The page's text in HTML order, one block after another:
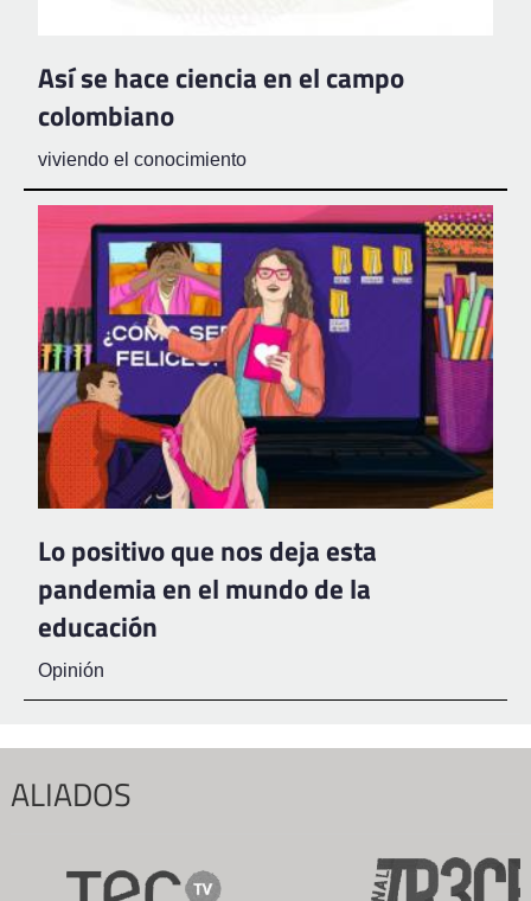
Así se hace ciencia en el campo
colombiano
viviendo el conocimiento
Lo positivo que nos deja esta
pandemia en el mundo de la
educación
Opinión
ALIADOS